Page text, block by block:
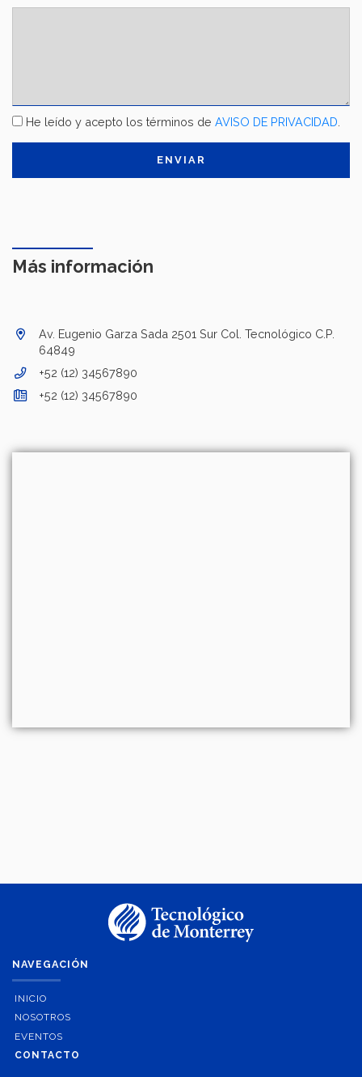
TÉRMINOS
He leído y acepto los términos de AVISO DE PRIVACIDAD
Más información
Av. Eugenio Garza Sada 2501 Sur Col. Tecnológico C.P.
64849
+52 (12) 34567890
+52 (12) 34567890
NAVEGACIÓN
INICIO
NOSOTROS
EVENTOS
CONTACTO